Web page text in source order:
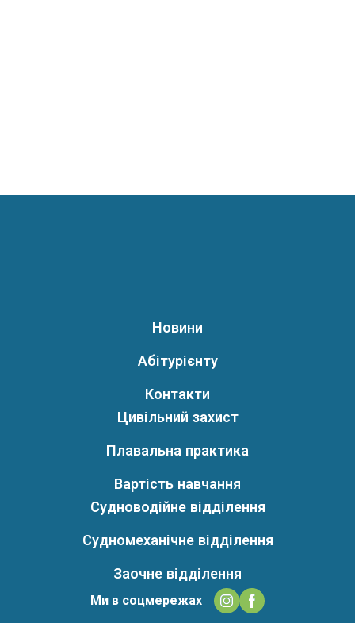
Новини
Абітурієнту
Контакти
Цивільний захист
Плавальна практика
Вартість навчання
Судноводійне відділення
Судномеханічне відділення
Заочне відділення
Ми в соцмережах